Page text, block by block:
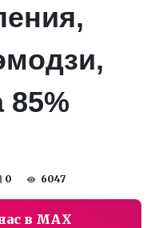
85%
0 6047
в MAX